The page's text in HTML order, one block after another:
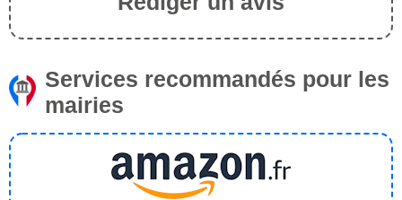
Services recommandés pour les
mairies